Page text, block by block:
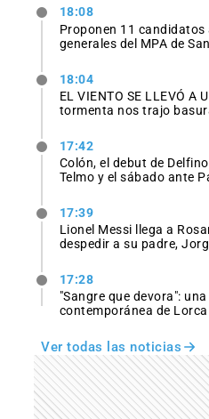
18:08
Proponen 11 candidatos
generales del MPA de
18:04
EL VIENTO SE LLEVÓ A
tormenta nos trajo
17:42
Colón, el debut de
Telmo y el sábado ante
17:39
Lionel Messi llega a
despedir a su padre,
17:28
"Sangre que devora":
contemporánea de Lorca
Ver todas las noticias